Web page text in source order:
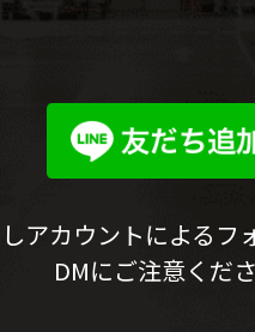
アカウントによるフ
DMにご注意くだ